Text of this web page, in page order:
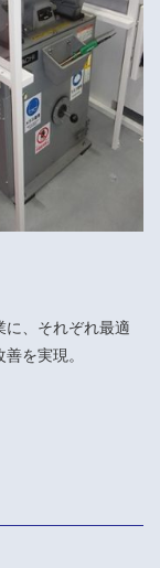
に、それぞれ最適
を実現。